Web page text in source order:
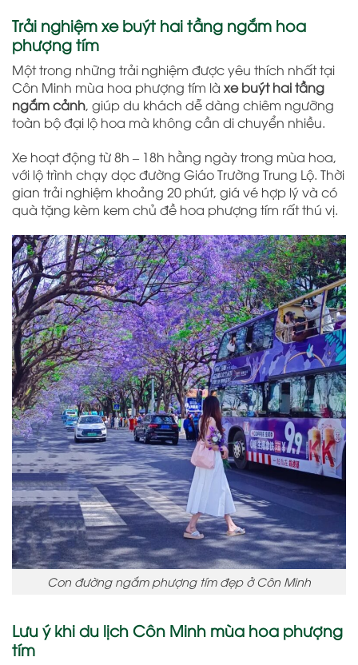
Trải nghiệm xe buýt hai tầng ngắm hoa
phượng tím
Một trong những trải nghiệm được yêu thích nhất tại
Côn Minh mùa hoa phượng tím là xe buýt hai tầng
ngắm cảnh, giúp du khách dễ dàng chiêm ngưỡng
toàn bộ đại lộ hoa mà không cần di chuyển nhiều.
Xe hoạt động từ 8h – 18h hằng ngày trong mùa hoa,
với lộ trình chạy dọc đường Giáo Trường Trung Lộ. Thời
gian trải nghiệm khoảng 20 phút, giá vé hợp lý và có
quà tặng kèm kem chủ đề hoa phượng tím rất thú vị.
Con đường ngắm phượng tím đẹp ở Côn Minh
Lưu ý khi du lịch Côn Minh mùa hoa phượng
tím